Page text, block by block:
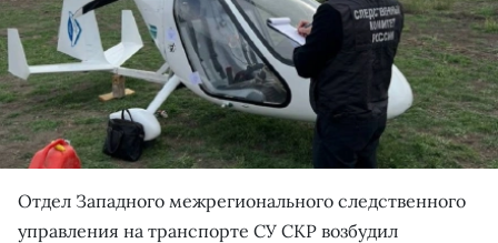
Отдел Западного межрегионального следственного
управления на транспорте СУ СКР возбудил